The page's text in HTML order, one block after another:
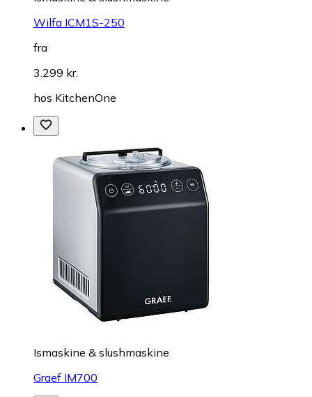
Wilfa ICM1S-250
fra
3.299 kr.
hos KitchenOne
Ismaskine & slushmaskine
Graef IM700